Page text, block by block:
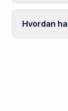
Hvordan